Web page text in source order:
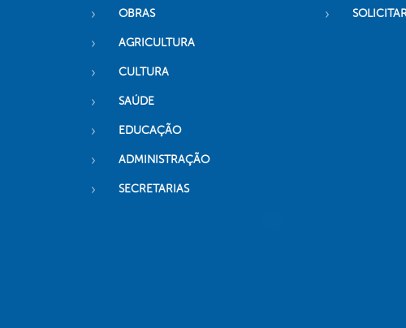
OBRAS
AGRICULTURA
CULTURA
SAÚDE
EDUCAÇÃO
ADMINISTRAÇÃO
SECRETARIAS